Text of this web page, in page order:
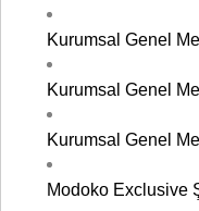
Kurumsal Genel
Kurumsal Genel
Kurumsal Genel
Modoko Exclusive